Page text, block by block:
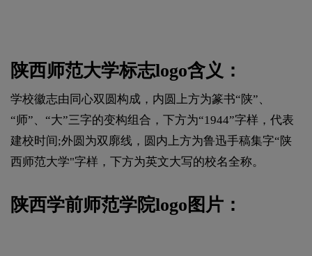
陕西师范大学标志logo含义：
学校徽志由同心双圆构成，内圆上方为篆书“陕”、
“师”、“大”三字的变构组合，下方为“1944”字样，代表
建校时间;外圆为双廓线，圆内上方为鲁迅手稿集字“陕
西师范大学"字样，下方为英文大写的校名全称。
陕西学前师范学院logo图片：